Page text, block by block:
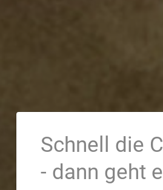
Schnell die
- dann geht